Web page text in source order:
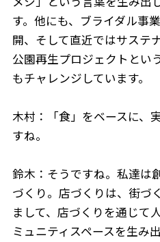
す。他にも、ブライダル事
開、そして直近ではサステ
公園再生プロジェクトとい
もチャレンジしています。
木村：「食」をベースに、
すね。
鈴木：そうですね。私達は
づくり。店づくりは、街づ
まして、店づくりを通じて
ミュニティスペースを生み